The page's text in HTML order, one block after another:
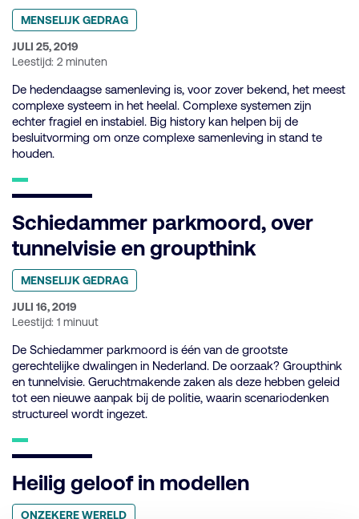
Geplaatst
categorie:
MENSELIJK GEDRAG
GEPUBLICEERD
OP:
JULI 25, 2019
Leestijd: 2 minuten
De hedendaagse samenleving is, voor zover bekend, het meest
complexe systeem in het heelal. Complexe systemen zijn
echter fragiel en instabiel. Big history kan helpen bij de
besluitvorming om onze complexe samenleving in stand te
houden.
Schiedammer parkmoord, over
tunnelvisie en groupthink
Geplaatst
categorie:
MENSELIJK GEDRAG
GEPUBLICEERD
OP:
JULI 16, 2019
Leestijd: 1 minuut
De Schiedammer parkmoord is één van de grootste
gerechtelijke dwalingen in Nederland. De oorzaak? Groupthink
en tunnelvisie. Geruchtmakende zaken als deze hebben geleid
tot een nieuwe aanpak bij de politie, waarin scenariodenken
structureel wordt ingezet.
Heilig geloof in modellen
Geplaatst
ONZEKERE WERELD